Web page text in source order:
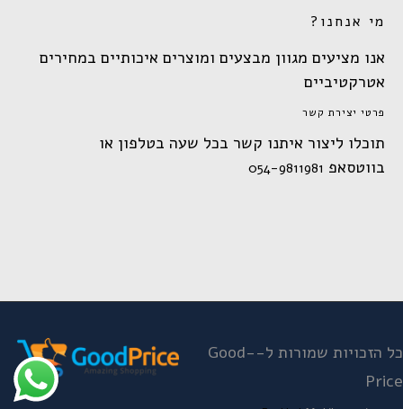
מי אנחנו?
אנו מציעים מגוון מבצעים ומוצרים איכותיים במחירים
אטרקטיביים
פרטי יצירת קשר
תוכלו ליצור איתנו קשר בכל שעה בטלפון או
בווטסאפ 054-9811981
כל הזכויות שמורות ל-Good-
Price